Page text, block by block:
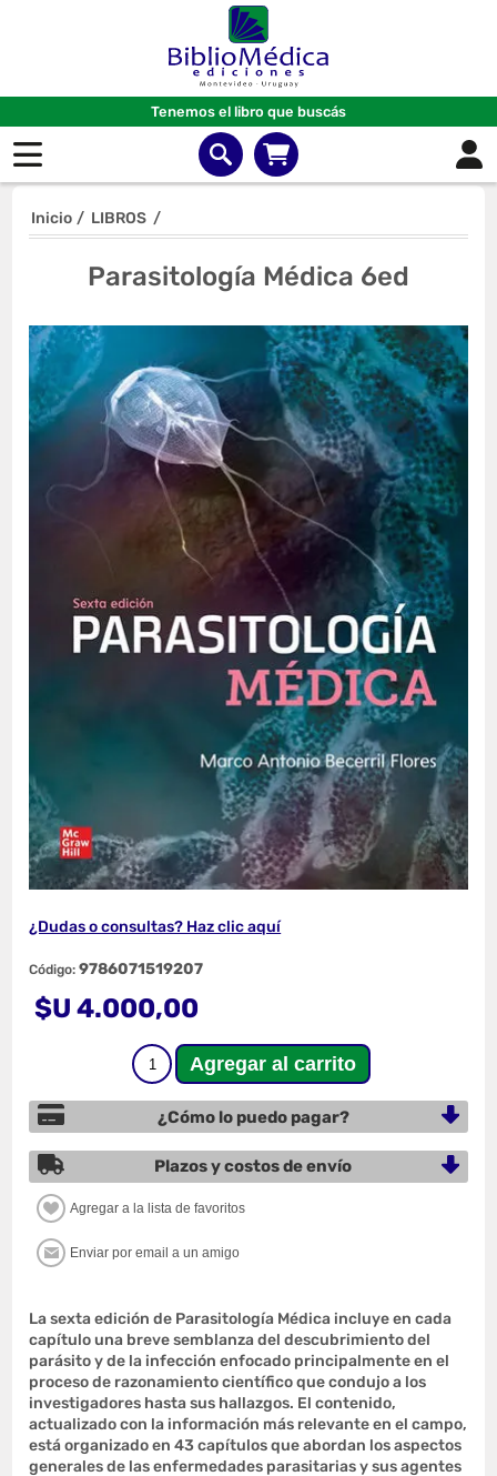
Tenemos el libro que buscás
Inicio / LIBROS /
Parasitología Médica 6ed
¿Dudas o consultas? Haz clic aquí
Código: 9786071519207
$U 4.000,00
¿Cómo lo puedo pagar?
Plazos y costos de envío
La sexta edición de Parasitología Médica incluye en cada
capítulo una breve semblanza del descubrimiento del
parásito y de la infección enfocado principalmente en el
proceso de razonamiento científico que condujo a los
investigadores hasta sus hallazgos. El contenido,
actualizado con la información más relevante en el campo,
está organizado en 43 capítulos que abordan los aspectos
generales de las enfermedades parasitarias y sus agentes